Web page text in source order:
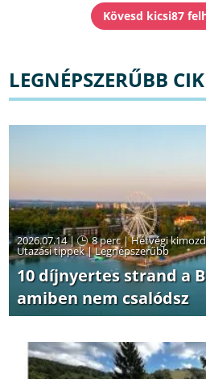
LEGNÉPSZERŰBB
2026.07.14 | 8 perc|Hétvégi
Utazási tippek|Legnépszerűbb
10 díjnyertes strand a
amiben nem csalódsz